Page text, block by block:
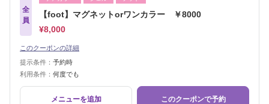
全
員
【foot】マグネットorワンカラー ￥8000
¥8,000
このクーポンの詳細
提示条件： 予約時
利用条件： 何度でも
メニューを追加 このクーポンで予約